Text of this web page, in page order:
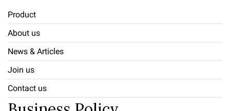
Product
About us
News & Articles
Join us
Contact us